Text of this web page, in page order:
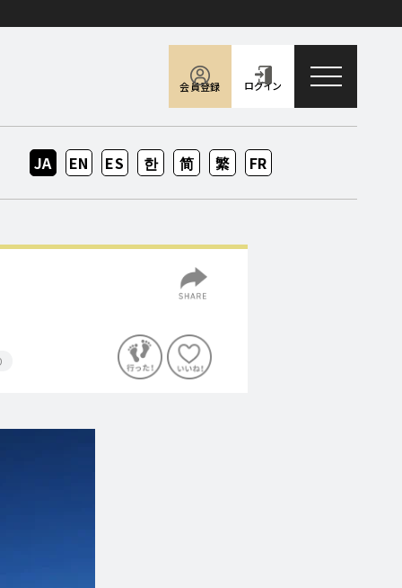
会員登録 ログイン toggle
ZH-
ZH-
EN FR
JA KO
ES